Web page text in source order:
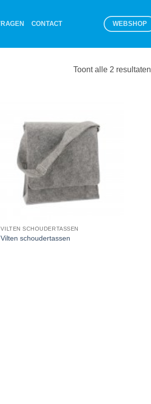
CONTACT WEBSHOP
Toont alle 2 resultaten
VILTEN SCHOUDERTASSEN
Vilten schoudertassen